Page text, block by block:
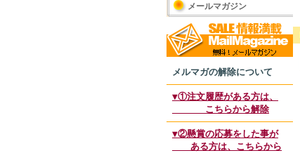
メールマガジン
メルマガの解除について
▼①注文履歴がある方は、
こちらから解除
▼②懸賞の応募をした事が
ある方は、こちらから